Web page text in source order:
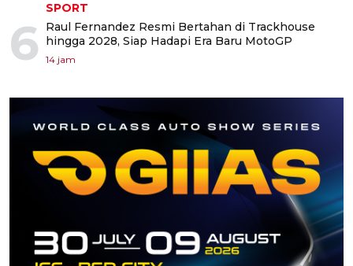
6
SPORT
Raul Fernandez Resmi Bertahan di Trackhouse
hingga 2028, Siap Hadapi Era Baru MotoGP
14 jam